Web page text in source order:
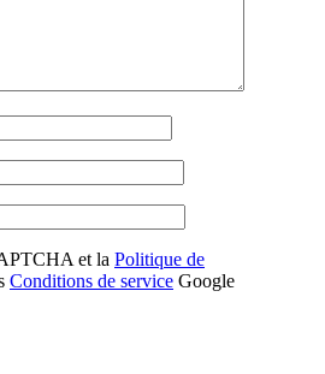
et la Politique de
Conditions de service Google